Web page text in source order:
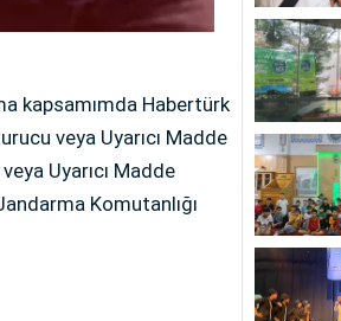
kapsamımda Habertürk
veya Uyarıcı Madde
Uyarıcı Madde
Komutanlığı